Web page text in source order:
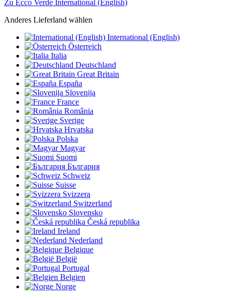
Zu Ecco Verde International (English)
Anderes Lieferland wählen
International (English)
Österreich
Italia
Deutschland
Great Britain
España
Slovenija
France
România
Sverige
Hrvatska
Polska
Magyar
Suomi
България
Schweiz
Suisse
Svizzera
Switzerland
Slovensko
Česká republika
Ireland
Nederland
Belgique
België
Portugal
Belgien
Norge